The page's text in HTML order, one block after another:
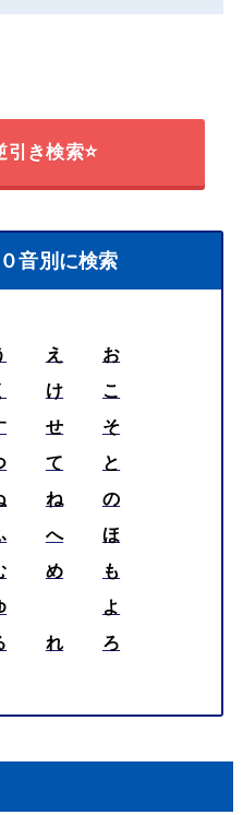
引き検索⭐
音別に検索
え
お
け
こ
せ
そ
て
と
ね
の
へ
ほ
め
も
よ
れ
ろ